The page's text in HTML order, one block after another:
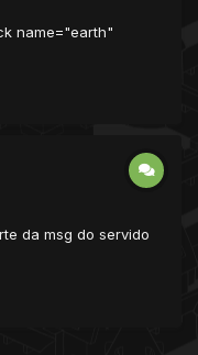
name="earth"
da msg do servido